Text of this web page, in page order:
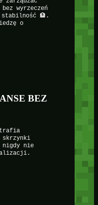
wyrzeczeń
stabilność 🏦.
o
BEZ
trafia
skrzynki
nigdy nie